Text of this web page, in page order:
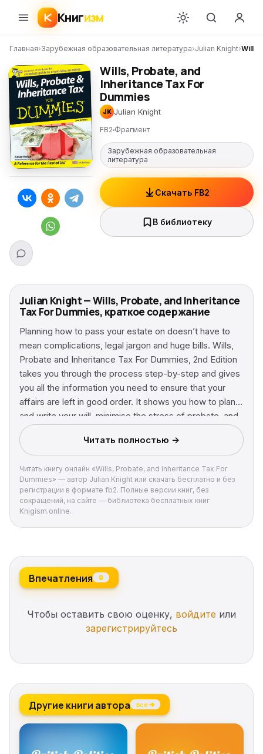
Книгизм
Главная›Зарубежная образовательная литература›Julian Knight›Wills,
Wills, Probate, and
Inheritance Tax For
Dummies
JK Julian Knight
FB2 Фрагмент
Зарубежная образовательная
литература
Скачать FB2
В библиотеку
Julian Knight — Wills, Probate, and Inheritance
Tax For Dummies, краткое содержание
Planning how to pass your estate on doesn’t have to
mean complications, legal jargon and huge bills. Wills,
Probate and Inheritance Tax For Dummies, 2nd Edition
takes you through the process step-by-step and gives
you all the information you need to ensure that your
affairs are left in good order. It shows you how to plan
and write your will, minimise the stress of probate, and
ensure that your nearest and dearest are protected
from a large inheritance tax bill. Discover how to:
Decide if a will is right for you Value your assets Leave
your home through a will Appoint executors and
trustees Choose beneficiaries Draw up a DIY will Work
out how inheritance tax works and if you’re liable to it
Find out what can and can’t be taxed
Читать полностью →
Читать книгу онлайн «Wills, Probate, and Inheritance Tax For
Dummies» — автор Julian Knight или скачать бесплатно и без
регистрации в формате fb2. Полные версии книг, без
сокращений, на сайте — библиотека бесплатных книг
Knigism.online.
Впечатления 0
Чтобы оставить свою оценку, войдите или
зарегистрируйтесь
Другие книги автора все →